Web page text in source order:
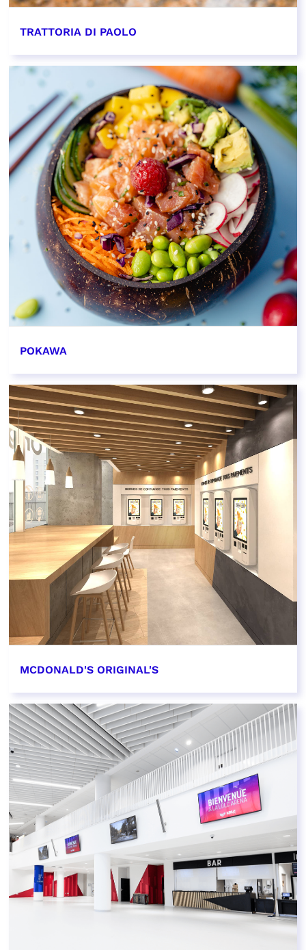
TRATTORIA DI PAOLO
EN SAVOIR PLUS
POKAWA
EN SAVOIR PLUS
MCDONALD'S ORIGINAL'S
EN SAVOIR PLUS